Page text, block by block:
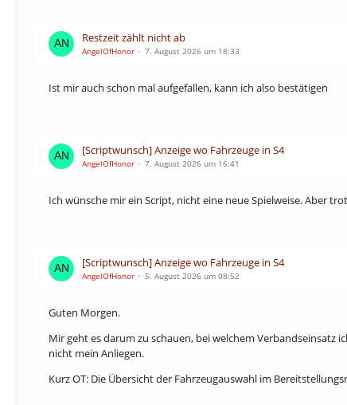
Restzeit zählt nicht ab
AngelOfHonor 7. August 2026 um 18:33
Ist mir auch schon mal aufgefallen, kann ich also bestätigen
[Scriptwunsch] Anzeige wo Fahrzeuge in S4
AngelOfHonor 7. August 2026 um 16:41
Ich wünsche mir ein Script, nicht eine neue Spielweise. Aber
[Scriptwunsch] Anzeige wo Fahrzeuge in S4
AngelOfHonor 5. August 2026 um 08:52
Guten Morgen.
Mir geht es darum zu schauen, bei welchem Verbandseinsatz
nicht mein Anliegen.
Kurz OT: Die Übersicht der Fahrzeugauswahl im